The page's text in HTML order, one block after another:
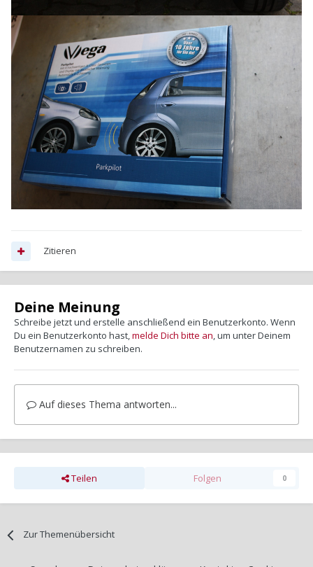
Zitieren
Deine Meinung
Schreibe jetzt und erstelle anschließend ein Benutzerkonto. Wenn
Du ein Benutzerkonto hast,melde Dich bitte an, um unter Deinem
Benutzernamen zu schreiben.
Auf dieses Thema antworten...
Teilen Folgen 0
Zur Themenübersicht